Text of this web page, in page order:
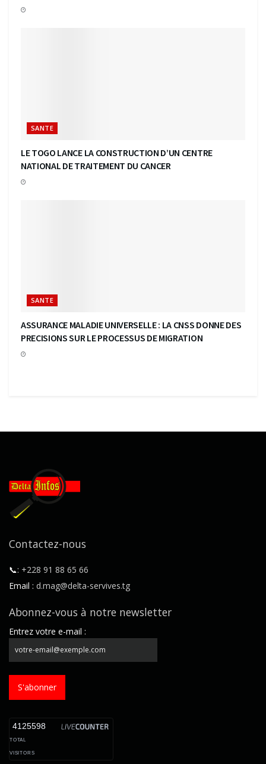
SANTE
LE TOGO LANCE LA CONSTRUCTION D’UN CENTRE
NATIONAL DE TRAITEMENT DU CANCER
SANTE
ASSURANCE MALADIE UNIVERSELLE : LA CNSS DONNE DES
PRECISIONS SUR LE PROCESSUS DE MIGRATION
Contactez-nous
📞: +228 91 88 65 66
Email : d.mag@delta-servives.tg
Abonnez-vous à notre newsletter
Entrez votre e-mail :
S'abonner
4125598
TOTAL
VISITORS